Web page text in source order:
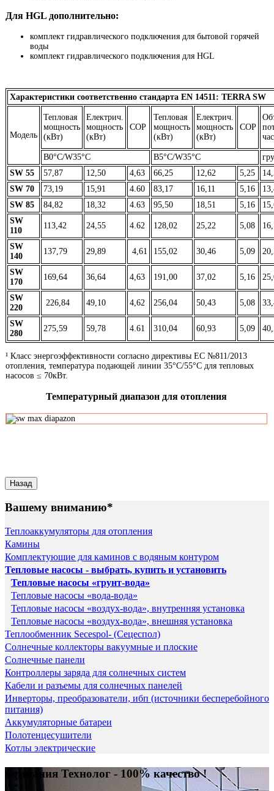
Для HGL дополнительно:
комплект гидравлического подключения для бытовой горячей
воды
комплект гидравлического подключения для HGL
Характеристики соответственно стандарта EN 14511: TERRA SW
Модель
Тепловая
мощность
(кВт)
Електрич.
мощность
(кВт)
COP
Тепловая
мощность
(кВт)
Електрич.
мощность
(кВт)
COP
час
В0°C/W35°C В5°C/W35°C
SW 55
57,87 12,50 4,63 66,25 12,62 5,25
SW 70
73,19 15,91 4.60 83,17 16,11 5,16
SW 85
84,82 18,32 4.63 95,50 18,51 5,16
SW
110
113,42 24,55 4.62 128,02 25,22 5,08
SW
140
137,79 29,89 4,61 155,02 30,46 5,09
SW
170
169,64 36,64 4,63 191,00 37,02 5,16
SW
220
226,84 49,10 4,62 256,04 50,43 5,08
SW
280
275,59 59,78 4.61 310,04 60,93 5,09
¹ Класс энергоэффективности согласно директивы ЕС №811/2013
отопления, температура подающей линии 35°С/55°С для тепловых
насосов ≤ 70кВт.
Температурный диапазон для отопления
Вашему вниманию*
Теплоаккумуляторы для отопления
Камины
Комплектующие для каминов с водяным контуром
Тепловые насосы - выбрать, купить и установить
Тепловые насосы «грунт-вода»
Тепловые насосы «вода-вода»
Тепловые насосы «воздух-вода», внутренняя установка
Тепловые насосы «воздух-вода», внешняя установка
Теплообменник Secespol- (Сецеспол)
Солнечные коллекторы вакуумные и плоские
Солнечные панели
Контроллеры заряда для солнечных систем
Кабели и разъемы для солнечных панелей
Инверторы, преобразователи, ибп (источники бесперебойного
питания)
Аккумуляторные батареи
Полотенцесушители
Котлы электрические
компания Технолог - 100% качество !